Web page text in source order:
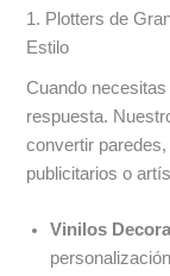
1. Plotters de
Estilo
Cuando
respuesta.
convertir
publicitarios o
Vinilos